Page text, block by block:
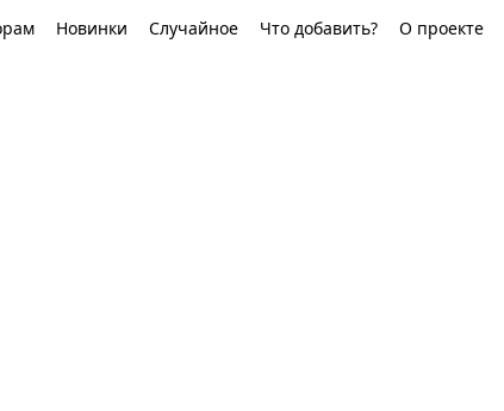
Новинки Случайное Что добавить? О проекте